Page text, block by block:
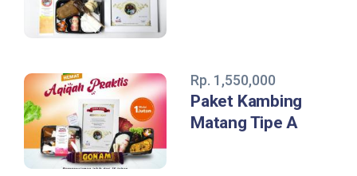
Rp. 1,550,000
Paket Kambing
Matang Tipe A